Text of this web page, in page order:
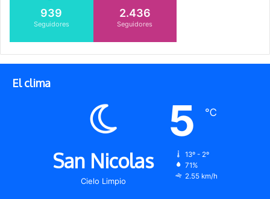
939
Seguidores
2.436
Seguidores
El clima
San Nicolas
Cielo Limpio
5 ℃
13º - 2º
71%
2.55 km/h